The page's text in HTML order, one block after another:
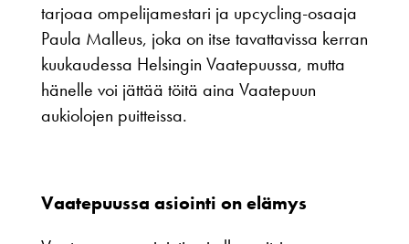
tarjoaa ompelijamestari ja upcycling-osaaja
Paula Malleus, joka on itse tavattavissa kerran
kuukaudessa Helsingin Vaatepuussa, mutta
hänelle voi jättää töitä aina Vaatepuun
aukiolojen puitteissa.
Vaatepuussa asiointi on elämys